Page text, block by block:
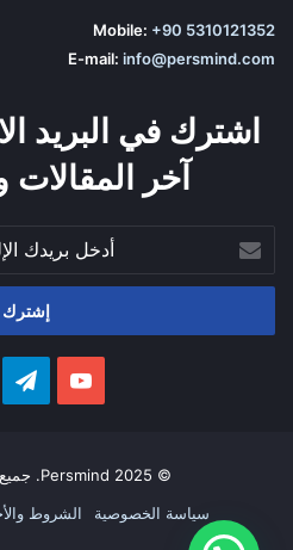
Mobile: +90 5310121352
E-mail: info@persmind.com
اشترك في البريد
آخر المقالات
بريدك
الإلكتروني
© 2025 Persmind. جميع الحقوق محفوظة.
سياسة الخصوصية
الشروط